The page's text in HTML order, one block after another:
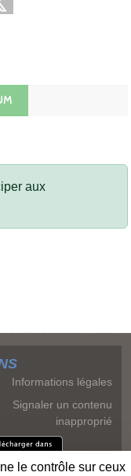
aux
Informations légales
Signaler un contenu
inapproprié
le contrôle sur ceux